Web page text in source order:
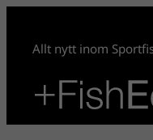
innehåll
Allt nytt inom